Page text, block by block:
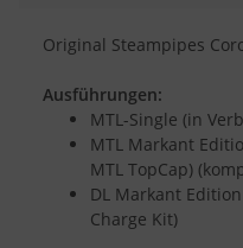
Original Steampipes
Ausführungen:
MTL-Single (in
MTL Markant
MTL TopCap)
DL Markant
Charge Kit)